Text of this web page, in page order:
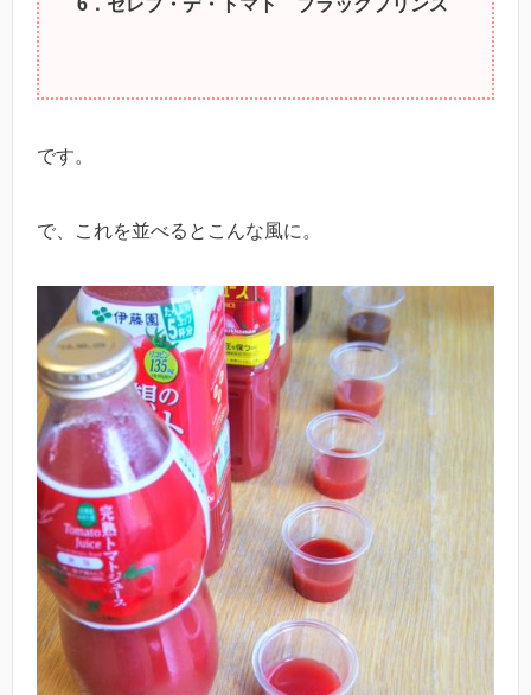
6．セレブ・デ・トマト ブラックプリンス
です。
で、これを並べるとこんな風に。